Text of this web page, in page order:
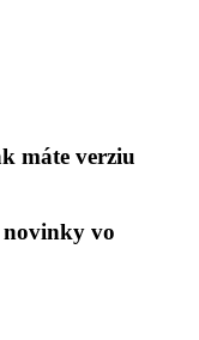
máte verziu
novinky vo